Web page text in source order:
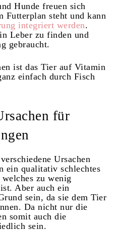
Hunde freuen sich
Futterplan steht und kann
integriert werden.
Leber zu finden und
gebraucht.
ist das Tier auf Vitamin
einfach durch Fisch
für
Ursachen
ein qualitativ schlechtes
zu wenig
Aber auch ein
sein, da sie dem Tier
Da nicht nur die
somit auch die
sein.